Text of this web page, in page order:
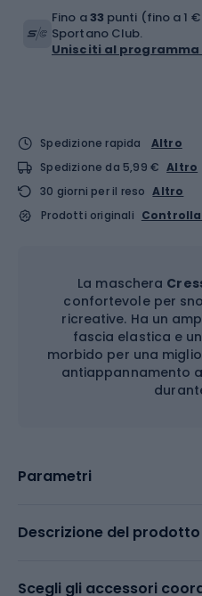
Fino a33 punti (fino a 1
Sportano Club.
Unisciti al
Spedizione rapida
Altro
Spedizione da 5,99 € Altro
30 giorni per il reso Altro
Prodotti originali
La maschera
confortevole per
ricreative. Ha un
fascia elastica e
morbido per una
antiappannamento
Parametri
Descrizione del prodotto
Scegli gli accessori